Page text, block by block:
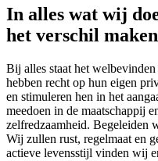
In alles wat wij
het verschil
Bij alles staat het
hebben recht op hun eigen
en stimuleren hen in het
meedoen in de maatschappij
zelfredzaamheid. Begeleiden
Wij zullen rust, regelmaat en
actieve levensstijl vinden wij